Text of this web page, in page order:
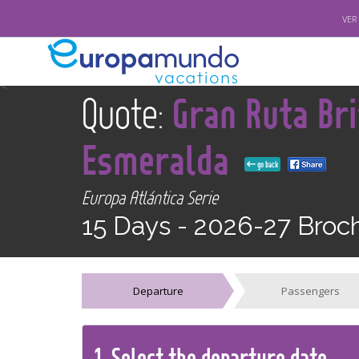
<
Quote: Gran Ruta
Esmeralda
go back
Europa Atlántica Serie
15 Days - 2026-27
Departure Passengers